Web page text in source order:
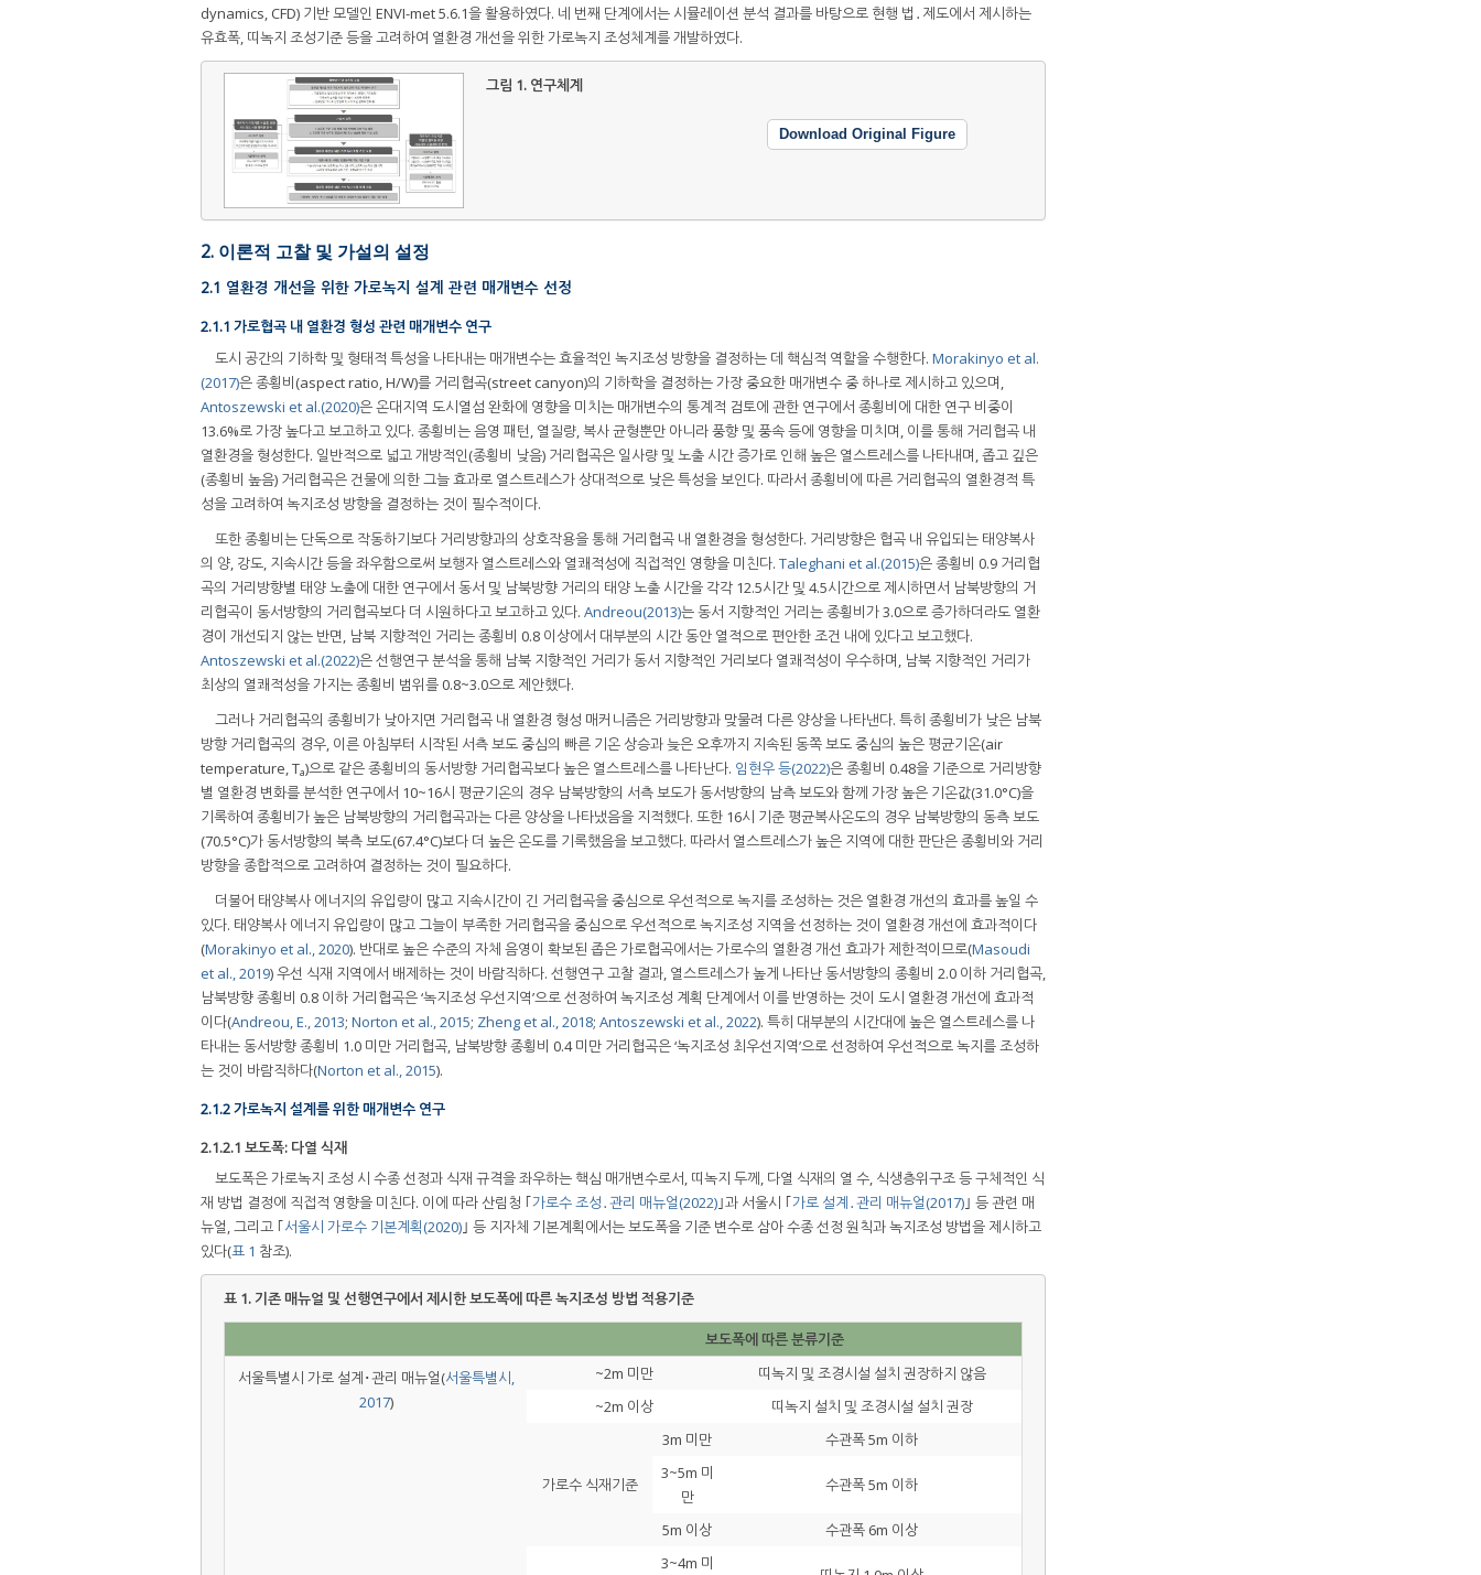
dynamics, CFD) 기반 모델인 ENVI-met 5.6.1을 활용하였다. 네 번째 단계에서는 시뮬레이션 분석 결과를 바탕으로 현행 법․제도에서 제시하는
유효폭, 띠녹지 조성기준 등을 고려하여 열환경 개선을 위한 가로녹지 조성체계를 개발하였다.
그림 1. 연구체계
Download Original Figure
2. 이론적 고찰 및 가설의 설정
2.1 열환경 개선을 위한 가로녹지 설계 관련 매개변수 선정
2.1.1 가로협곡 내 열환경 형성 관련 매개변수 연구
도시 공간의 기하학 및 형태적 특성을 나타내는 매개변수는 효율적인 녹지조성 방향을 결정하는 데 핵심적 역할을 수행한다. Morakinyo et al.
(2017)은 종횡비(aspect ratio, H/W)를 거리협곡(street canyon)의 기하학을 결정하는 가장 중요한 매개변수 중 하나로 제시하고 있으며,
Antoszewski et al.(2020)은 온대지역 도시열섬 완화에 영향을 미치는 매개변수의 통계적 검토에 관한 연구에서 종횡비에 대한 연구 비중이
13.6%로 가장 높다고 보고하고 있다. 종횡비는 음영 패턴, 열질량, 복사 균형뿐만 아니라 풍향 및 풍속 등에 영향을 미치며, 이를 통해 거리협곡 내
열환경을 형성한다. 일반적으로 넓고 개방적인(종횡비 낮음) 거리협곡은 일사량 및 노출 시간 증가로 인해 높은 열스트레스를 나타내며, 좁고 깊은
(종횡비 높음) 거리협곡은 건물에 의한 그늘 효과로 열스트레스가 상대적으로 낮은 특성을 보인다. 따라서 종횡비에 따른 거리협곡의 열환경적 특
성을 고려하여 녹지조성 방향을 결정하는 것이 필수적이다.
또한 종횡비는 단독으로 작동하기보다 거리방향과의 상호작용을 통해 거리협곡 내 열환경을 형성한다. 거리방향은 협곡 내 유입되는 태양복사
의 양, 강도, 지속시간 등을 좌우함으로써 보행자 열스트레스와 열쾌적성에 직접적인 영향을 미친다. Taleghani et al.(2015)은 종횡비 0.9 거리협
곡의 거리방향별 태양 노출에 대한 연구에서 동서 및 남북방향 거리의 태양 노출 시간을 각각 12.5시간 및 4.5시간으로 제시하면서 남북방향의 거
리협곡이 동서방향의 거리협곡보다 더 시원하다고 보고하고 있다. Andreou(2013)는 동서 지향적인 거리는 종횡비가 3.0으로 증가하더라도 열환
경이 개선되지 않는 반면, 남북 지향적인 거리는 종횡비 0.8 이상에서 대부분의 시간 동안 열적으로 편안한 조건 내에 있다고 보고했다.
Antoszewski et al.(2022)은 선행연구 분석을 통해 남북 지향적인 거리가 동서 지향적인 거리보다 열쾌적성이 우수하며, 남북 지향적인 거리가
최상의 열쾌적성을 가지는 종횡비 범위를 0.8~3.0으로 제안했다.
그러나 거리협곡의 종횡비가 낮아지면 거리협곡 내 열환경 형성 매커니즘은 거리방향과 맞물려 다른 양상을 나타낸다. 특히 종횡비가 낮은 남북
방향 거리협곡의 경우, 이른 아침부터 시작된 서측 보도 중심의 빠른 기온 상승과 늦은 오후까지 지속된 동쪽 보도 중심의 높은 평균기온(air
temperature, Ta)으로 같은 종횡비의 동서방향 거리협곡보다 높은 열스트레스를 나타난다. 임현우 등(2022)은 종횡비 0.48을 기준으로 거리방향
별 열환경 변화를 분석한 연구에서 10~16시 평균기온의 경우 남북방향의 서측 보도가 동서방향의 남측 보도와 함께 가장 높은 기온값(31.0°C)을
기록하여 종횡비가 높은 남북방향의 거리협곡과는 다른 양상을 나타냈음을 지적했다. 또한 16시 기준 평균복사온도의 경우 남북방향의 동측 보도
(70.5°C)가 동서방향의 북측 보도(67.4°C)보다 더 높은 온도를 기록했음을 보고했다. 따라서 열스트레스가 높은 지역에 대한 판단은 종횡비와 거리
방향을 종합적으로 고려하여 결정하는 것이 필요하다.
더불어 태양복사 에너지의 유입량이 많고 지속시간이 긴 거리협곡을 중심으로 우선적으로 녹지를 조성하는 것은 열환경 개선의 효과를 높일 수
있다. 태양복사 에너지 유입량이 많고 그늘이 부족한 거리협곡을 중심으로 우선적으로 녹지조성 지역을 선정하는 것이 열환경 개선에 효과적이다
(Morakinyo et al., 2020). 반대로 높은 수준의 자체 음영이 확보된 좁은 가로협곡에서는 가로수의 열환경 개선 효과가 제한적이므로(Masoudi
et al., 2019) 우선 식재 지역에서 배제하는 것이 바람직하다. 선행연구 고찰 결과, 열스트레스가 높게 나타난 동서방향의 종횡비 2.0 이하 거리협곡,
남북방향 종횡비 0.8 이하 거리협곡은 ‘녹지조성 우선지역’으로 선정하여 녹지조성 계획 단계에서 이를 반영하는 것이 도시 열환경 개선에 효과적
이다(Andreou, E., 2013; Norton et al., 2015; Zheng et al., 2018; Antoszewski et al., 2022). 특히 대부분의 시간대에 높은 열스트레스를 나
타내는 동서방향 종횡비 1.0 미만 거리협곡, 남북방향 종횡비 0.4 미만 거리협곡은 ‘녹지조성 최우선지역’으로 선정하여 우선적으로 녹지를 조성하
는 것이 바람직하다(Norton et al., 2015).
2.1.2 가로녹지 설계를 위한 매개변수 연구
2.1.2.1 보도폭: 다열 식재
보도폭은 가로녹지 조성 시 수종 선정과 식재 규격을 좌우하는 핵심 매개변수로서, 띠녹지 두께, 다열 식재의 열 수, 식생층위구조 등 구체적인 식
재 방법 결정에 직접적 영향을 미친다. 이에 따라 산림청 ｢가로수 조성․관리 매뉴얼(2022)｣과 서울시 ｢가로 설계․관리 매뉴얼(2017)｣ 등 관련 매
뉴얼, 그리고 ｢서울시 가로수 기본계획(2020)｣ 등 지자체 기본계획에서는 보도폭을 기준 변수로 삼아 수종 선정 원칙과 녹지조성 방법을 제시하고
있다(표 1 참조).
표 1. 기존 매뉴얼 및 선행연구에서 제시한 보도폭에 따른 녹지조성 방법 적용기준
보도폭에 따른 분류기준
서울특별시 가로 설계･관리 매뉴얼(서울특별시,
2017)
~2m 미만
띠녹지 및 조경시설 설치 권장하지 않음
~2m 이상
띠녹지 설치 및 조경시설 설치 권장
가로수 식재기준
3m 미만
수관폭 5m 이하
3~5m 미
만
수관폭 5m 이하
5m 이상
수관폭 6m 이상
3~4m 미